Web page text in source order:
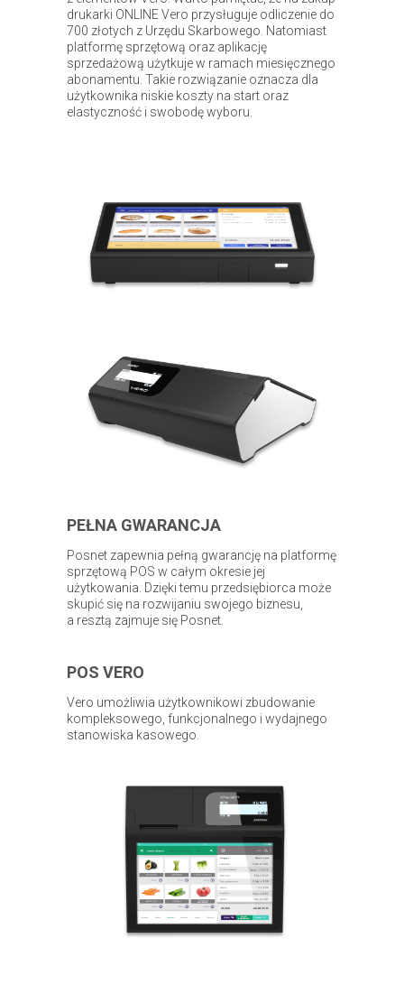
drukarki ONLINE Vero przysługuje odliczenie do
700 złotych z Urzędu Skarbowego. Natomiast
platformę sprzętową oraz aplikację
sprzedażową użytkuje w ramach miesięcznego
abonamentu. Takie rozwiązanie oznacza dla
użytkownika niskie koszty na start oraz
elastyczność i swobodę wyboru.
PEŁNA GWARANCJA
Posnet zapewnia pełną gwarancję na platformę
sprzętową POS w całym okresie jej
użytkowania. Dzięki temu przedsiębiorca może
skupić się na rozwijaniu swojego biznesu,
a resztą zajmuje się Posnet.
POS VERO
Vero umożliwia użytkownikowi zbudowanie
kompleksowego, funkcjonalnego i wydajnego
stanowiska kasowego.